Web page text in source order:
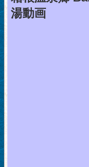
湯動画